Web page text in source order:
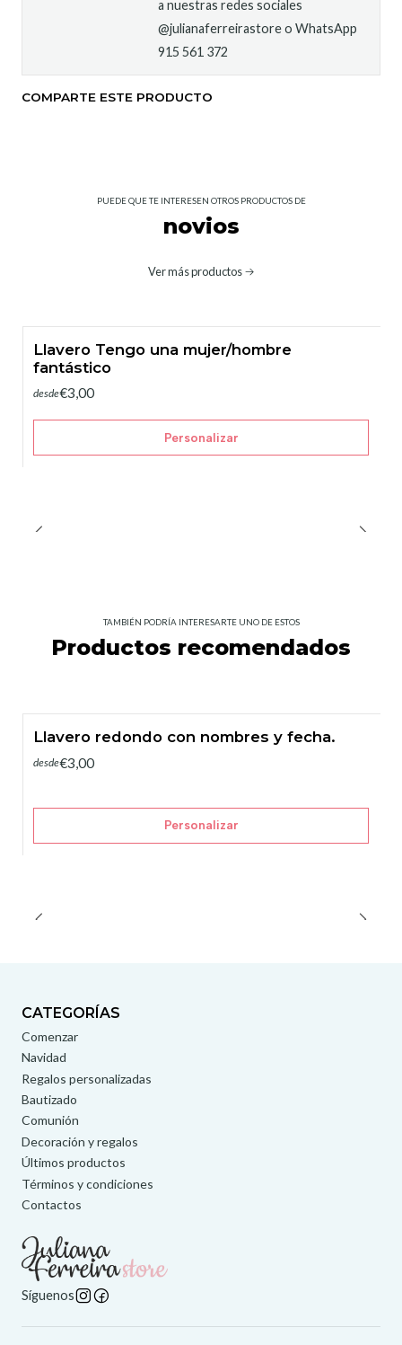
a nuestras redes sociales
@julianaferreirastore o WhatsApp
915 561 372
COMPARTE ESTE PRODUCTO
PUEDE QUE TE INTERESEN OTROS PRODUCTOS DE
novios
Ver más productos
Llavero Tengo una mujer/hombre
fantástico
desde€3,00
Personalizar
TAMBIÉN PODRÍA INTERESARTE UNO DE ESTOS
Productos recomendados
Llavero redondo con nombres y fecha.
desde€3,00
Personalizar
CATEGORÍAS
Comenzar
Navidad
Regalos personalizadas
Bautizado
Comunión
Decoración y regalos
Últimos productos
Términos y condiciones
Contactos
Síguenos